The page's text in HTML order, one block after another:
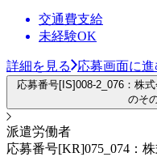
交通費支給
未経験OK
詳細を見る 応募画面に進
応募番号[IS]008-2_076：株
のそ
派遣労働者
応募番号[KR]075_074：